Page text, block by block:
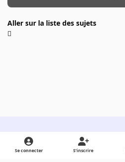
Aller sur la liste des sujets
Light ModeDark ModeSystem Preference
Se connecter S’inscrire